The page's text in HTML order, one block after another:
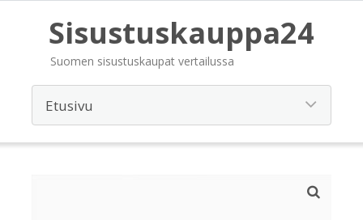
Sisustuskauppa24
Suomen sisustuskaupat vertailussa